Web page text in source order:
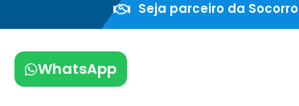
Seja parceiro da Socorro
WhatsApp